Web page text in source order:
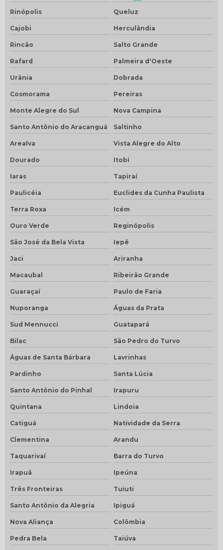
Rinópolis Queluz
Cajobi Herculândia
Rincão Salto Grande
Rafard Palmeira d'Oeste
Urânia Dobrada
Cosmorama Pereiras
Monte Alegre do Sul Nova Campina
Santo Antônio do Aracanguá Saltinho
Arealva Vista Alegre do Alto
Dourado Itobi
Iaras Tapiraí
Paulicéia Euclides da Cunha Paulista
Terra Roxa Icém
Ouro Verde Reginópolis
São José da Bela Vista Iepê
Jaci Ariranha
Macaubal Ribeirão Grande
Guaraçaí Paulo de Faria
Nuporanga Águas da Prata
Sud Mennucci Guatapará
Bilac São Pedro do Turvo
Águas de Santa Bárbara Lavrinhas
Pardinho Santa Lúcia
Santo Antônio do Pinhal Irapuru
Quintana Lindoia
Catiguá Natividade da Serra
Clementina Arandu
Taquarivaí Barra do Turvo
Irapuã Ipeúna
Três Fronteiras Tuiuti
Santo Antônio da Alegria Ipiguá
Nova Aliança Colômbia
Pedra Bela Taiúva